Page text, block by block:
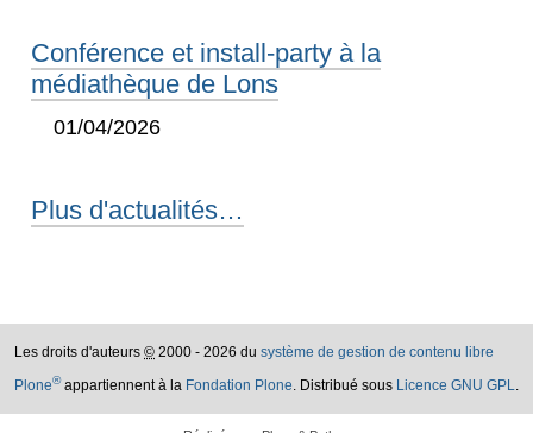
Conférence et install-party à la
médiathèque de Lons
01/04/2026
Plus d'actualités…
Les droits d'auteurs © 2000 - 2026 du système de gestion de contenu libre
Plone®appartiennent à la Fondation Plone. Distribué sous Licence GNU GPL.